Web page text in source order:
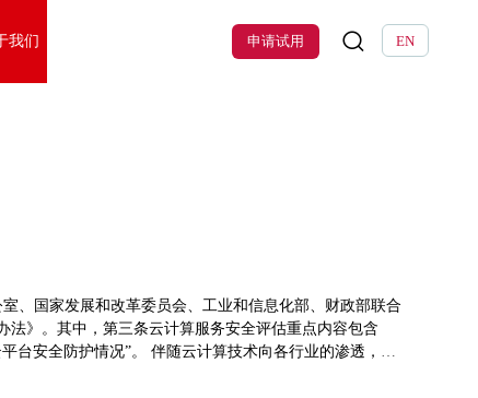
我们 EN
申请试用
、国家发展和改革委员会、工业和信息化部、财政部联合
法》。其中，第三条云计算服务安全评估重点内容包含
台安全防护情况”。 伴随云计算技术向各行业的渗透，网